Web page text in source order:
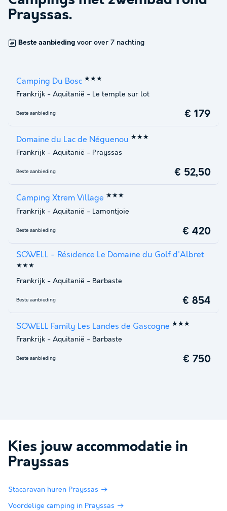
Prayssas.
Beste aanbieding voor over 7 nachting
Camping Du Bosc ★★★
Frankrijk - Aquitanië - Le temple sur lot
Beste aanbieding € 179
Domaine du Lac de Néguenou ★★★
Frankrijk - Aquitanië - Prayssas
Beste aanbieding € 52,50
Camping Xtrem Village ★★★
Frankrijk - Aquitanië - Lamontjoie
Beste aanbieding € 420
SOWELL - Résidence Le Domaine du Golf d'Albret
★★★
Frankrijk - Aquitanië - Barbaste
Beste aanbieding € 854
SOWELL Family Les Landes de Gascogne ★★★
Frankrijk - Aquitanië - Barbaste
Beste aanbieding € 750
Kies jouw accommodatie in
Prayssas
Stacaravan huren Prayssas
Voordelige camping in Prayssas